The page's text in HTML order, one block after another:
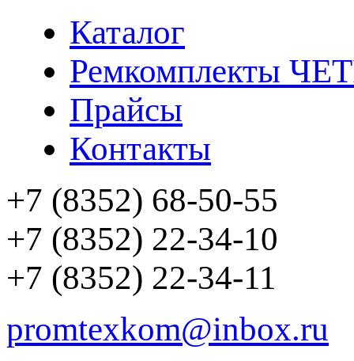
Каталог
Ремкомплекты
Прайсы
Контакты
+7 (8352) 68-50-55
+7 (8352) 22-34-10
+7 (8352) 22-34-11
promtexkom@inbox.ru